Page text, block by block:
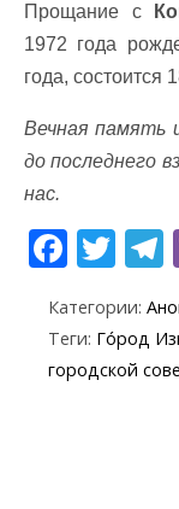
Прощание с
1972 года
года, состоится
Вечная память
до последнего
нас.
F
e
b
T
itt
er
Категории:
Теги: Го́род
городской